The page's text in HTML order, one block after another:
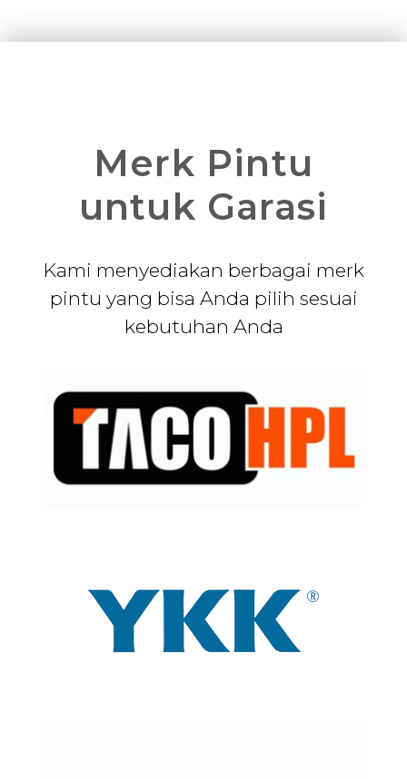
Merk Pintu
untuk Garasi
Kami menyediakan berbagai merk
pintu yang bisa Anda pilih sesuai
kebutuhan Anda